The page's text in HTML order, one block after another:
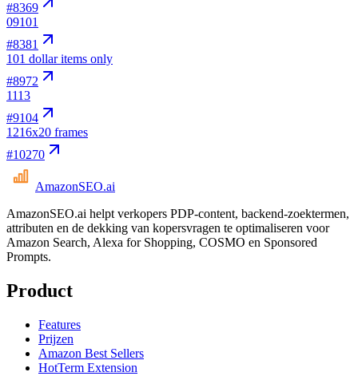
#8369
09101
#8381
101 dollar items only
#8972
1113
#9104
1216x20 frames
#10270
AmazonSEO.ai
AmazonSEO.ai helpt verkopers PDP-content, backend-zoektermen,
attributen en de dekking van kopersvragen te optimaliseren voor
Amazon Search, Alexa for Shopping, COSMO en Sponsored
Prompts.
Product
Features
Prijzen
Amazon Best Sellers
HotTerm Extension